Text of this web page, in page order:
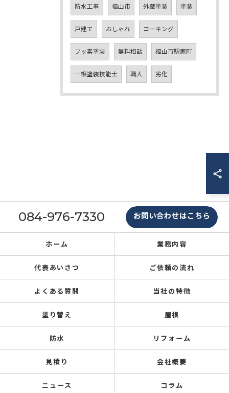
防水工事 福山市 外壁塗装 塗装
戸建て おしゃれ コーキング
フッ素塗装 無料相談 福山市駅家町
一級塗装技能士 職人 劣化
084-976-7330 お問い合わせはこちら
ホーム 業務内容
代表あいさつ ご依頼の流れ
よくある質問 当社の特徴
塗り替え 屋根
防水 リフォーム
見積り 会社概要
ニュース コラム